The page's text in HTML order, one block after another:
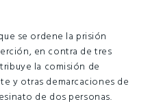
se ordene la prisión
en contra de tres
la comisión de
y otras demarcaciones de
de dos personas.